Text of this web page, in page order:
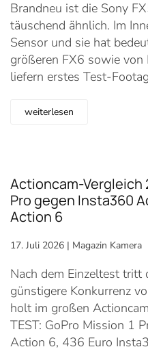
Brandneu ist die Sony
täuschend ähnlich. Im
Sensor und sie hat
größeren FX6 sowie
liefern erstes Test-
weiterlesen
Actioncam-Vergleich
Pro gegen Insta360
Action 6
17. Juli 2026 | Magazin Kamera
Nach dem Einzeltest tritt
günstigere Konkurrenz
holt im großen
TEST: GoPro Mission 1
Action 6, 436 Euro